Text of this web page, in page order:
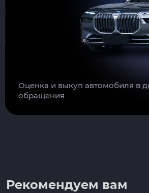
Оценка и выкуп автомобиля в
обращения
Рекомендуем вам